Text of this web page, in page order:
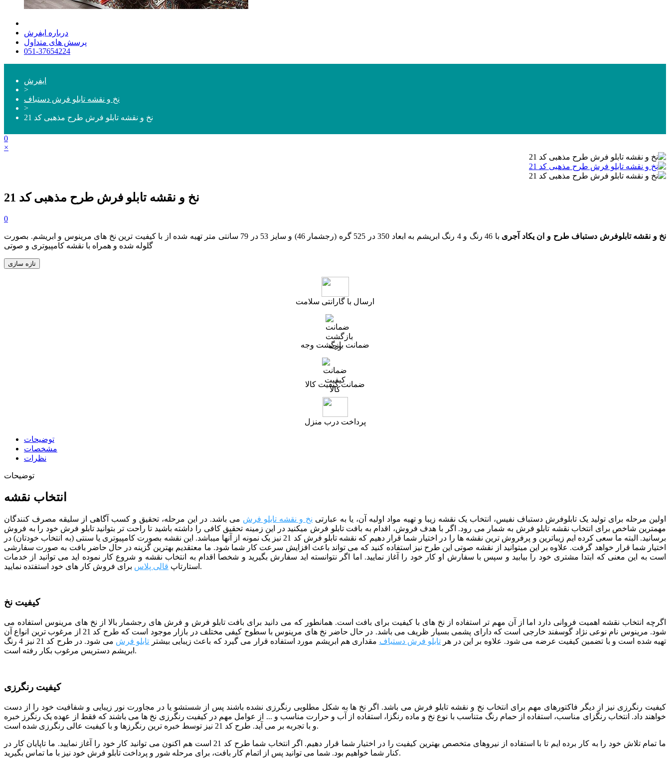
درباره ایفرش
پرسش های متداول
051-37654224
ایفرش
>
نخ و نقشه تابلو فرش دستباف
>
نخ و نقشه تابلو فرش طرح مذهبی کد 21
0
×
نخ و نقشه تابلو فرش طرح مذهبی کد 21
0
نخ و نقشه تابلوفرش دستباف طرح و ان یکاد آجری
با 46 رنگ و 4 رنگ ابریشم به ابعاد 350 در 525 گره (رجشمار 46) و سایز 53 در 79 سانتی متر تهیه شده از با کیفیت ترین نخ های مرینوس و ابریشم. بصورت
گلوله شده و همراه با نقشه کامپیوتری و صوتی
ارسال با گارانتی سلامت
ضمانت بازگشت وجه
ضمانت کیفیت کالا
پرداخت درب منزل
توضیحات
مشخصات
نظرات
توضیحات
انتخاب نقشه
اولین مرحله برای تولید یک تابلوفرش دستباف نفیس، انتخاب یک نقشه زیبا و تهیه مواد اولیه آن، یا به عبارتی نخ و نقشه تابلو فرش می باشد. در این مرحله، تحقیق و کسب آگاهی از سلیقه مصرف کنندگان
مهمترین شاخص برای انتخاب نقشه تابلو فرش به شمار می رود. اگر با هدف فروش، اقدام به بافت تابلو فرش میکنید در این زمینه تحقیق کافی را داشته باشید تا راحت تر بتوانید تابلو فرش خود را به فروش
برسانید. البته ما سعی کرده ایم زیباترین و پرفروش ترین نقشه ها را در اختیار شما قرار دهیم که نقشه تابلو فرش کد 21 نیز یک نمونه از آنها میباشد. این نقشه بصورت کامپیوتری یا سنتی (به انتخاب خودتان) در
اختیار شما قرار خواهد گرفت. علاوه بر این میتوانید از نقشه صوتی این طرح نیز استفاده کنید که می تواند باعث افزایش سرعت کار شما شود. ما معتقدیم بهترین گزینه در حال حاضر بافت به صورت سفارشی
است به این معنی که ابتدا مشتری خود را بیابید و سپس با سفارش او کار خود را آغاز نمایید. اما اگر نتوانسته اید سفارش بگیرید و شخصا اقدام به انتخاب نقشه و شروع کار نموده اید می توانید از خدمات
استارتاپ قالی پلاس برای فروش کار های خود استفتده نمایید.
کیفیت نخ
اگرچه انتخاب نقشه اهمیت فروانی دارد اما از آن مهم تر استفاده از نخ های با کیفیت برای بافت است. همانطور که می دانید برای بافت تابلو فرش و فرش های رجشمار بالا از نخ های مرینوس استفاده می
شود. مرینوس نام نوعی نژاد گوسفند خارجی است که دارای پشمی بسیار ظریف می باشد. در حال حاضر نخ های مرینوس با سطوح کیفی مختلف در بازار موجود است که طرح کد 21 از مرغوب ترین انواع آن
تهیه شده است و با تضمین کیفیت عرضه می شود. علاوه بر این در هر تابلو فرش دستباف مقداری هم ابریشم مورد استفاده قرار می گیرد که باعث زیبایی بیشتر تابلو فرش
می شود. در طرح کد 21 نیز 4 رنگ
ابریشم دستریس مرغوب بکار رفته است.
کیفیت رنگرزی
کیفیت رنگرزی نیز از دیگر فاکتورهای مهم برای انتخاب نخ و نقشه تابلو فرش می باشد. اگر نخ ها به شکل مطلوبی رنگرزی نشده باشند پس از شستشو یا در مجاورت نور زیبایی و شفافیت خود را از دست
خواهند داد. انتخاب رنگزای مناسب، استفاده از حمام رنگ متناسب با نوع نخ و ماده رنگزا، استفاده از آب و حرارت مناسب و ... از عوامل مهم در کیفیت رنگرزی نخ ها می باشند که فقط از عهده یک رنگرز خبره
و با تجربه بر می آید. طرح کد 21 نیز توسط خبره ترین رنگرزها و با کیفیت عالی رنگرزی شده است.
ما تمام تلاش خود را به کار برده ایم تا با استفاده از نیروهای متخصص بهترین کیفیت را در اختیار شما قرار دهیم. اگر انتخاب شما طرح کد 21 است هم اکنون می توانید کار خود را آغاز نمایید. ما تاپایان کار در
کنار شما خواهیم بود. شما می توانید پس از اتمام کار بافت، برای مرحله شور و پرداخت تابلو فرش خود نیز با ما تماس بگیرید.